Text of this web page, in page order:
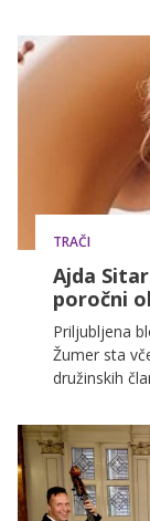
TRAČI
Ajda
poročni
Priljubljena
Žumer sta
družinskih
pa je nosila
kdaj videli.